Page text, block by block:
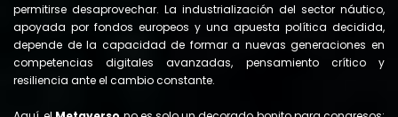
permitirse desaprovechar. La industrialización del sector náutico,
apoyada por fondos europeos y una apuesta política decidida,
depende de la capacidad de formar a nuevas generaciones en
competencias digitales avanzadas, pensamiento crítico y
resiliencia ante el cambio constante.